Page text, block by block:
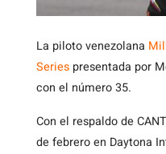
La piloto venezolana
Series presentada por
con el número 35.
Con el respaldo de
de febrero en Daytona